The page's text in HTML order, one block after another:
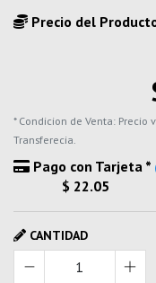
Precio del
* Condicion de Venta: Precio
Transferecia.
Pago con Tarjeta *
$ 22.05
CANTIDAD